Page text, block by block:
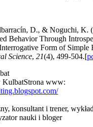
D., & Noguchi, K.
Behavior Through
Form of Simple
Science, 21(4), 499-504.[
KulbatStrona www:
konsultant i trener,
nauki i bloger